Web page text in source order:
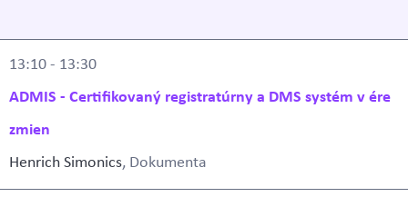
13:10 - 13:30
ADMIS - Certifikovaný registratúrny a DMS systém v ére
zmien
Henrich Simonics, Dokumenta